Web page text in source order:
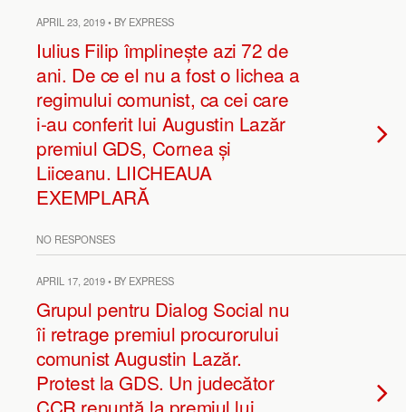
APRIL 23, 2019 • BY EXPRESS
Iulius Filip împlinește azi 72 de
ani. De ce el nu a fost o lichea a
regimului comunist, ca cei care
i-au conferit lui Augustin Lazăr
premiul GDS, Cornea și
Liiceanu. LIICHEAUA
EXEMPLARĂ
NO RESPONSES
APRIL 17, 2019 • BY EXPRESS
Grupul pentru Dialog Social nu
îi retrage premiul procurorului
comunist Augustin Lazăr.
Protest la GDS. Un judecător
CCR renunță la premiul lui.